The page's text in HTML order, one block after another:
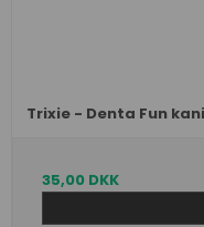
Trixie - Denta Fun
35,00 DKK